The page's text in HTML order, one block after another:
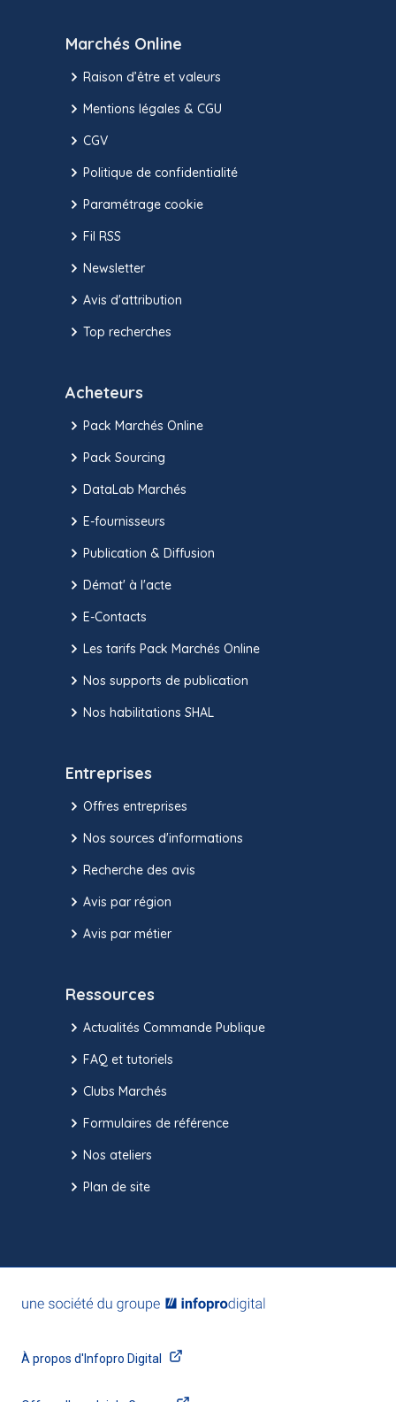
Marchés Online
Raison d’être et valeurs
Mentions légales & CGU
CGV
Politique de confidentialité
Paramétrage cookie
Fil RSS
Newsletter
Avis d'attribution
Top recherches
Acheteurs
Pack Marchés Online
Pack Sourcing
DataLab Marchés
E-fournisseurs
Publication & Diffusion
Démat' à l'acte
E-Contacts
Les tarifs Pack Marchés Online
Nos supports de publication
Nos habilitations SHAL
Entreprises
Offres entreprises
Nos sources d'informations
Recherche des avis
Avis par région
Avis par métier
Ressources
Actualités Commande Publique
FAQ et tutoriels
Clubs Marchés
Formulaires de référence
Nos ateliers
Plan de site